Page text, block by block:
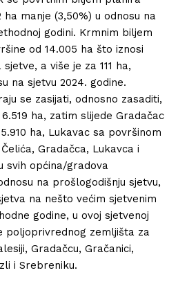
ha manje (3,50%) u odnosu na
godini. Krmnim biljem
od 14.005 ha što iznosi
a više je za 111 ha,
na sjetvu 2024. godine.
se zasijati, odnosno zasaditi,
ha, zatim slijede Gradačac
ha, Lukavac sa površinom
Gradačca, Lukavca i
svih općina/gradova
na prošlogodišnju sjetvu,
na nešto većim sjetvenim
godine, u ovoj sjetvenoj
poljoprivrednog zemljišta za
Gradačcu, Gračanici,
i Srebreniku.